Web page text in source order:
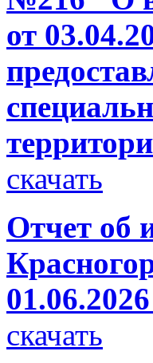
от
скачать
Отчет об
скачать